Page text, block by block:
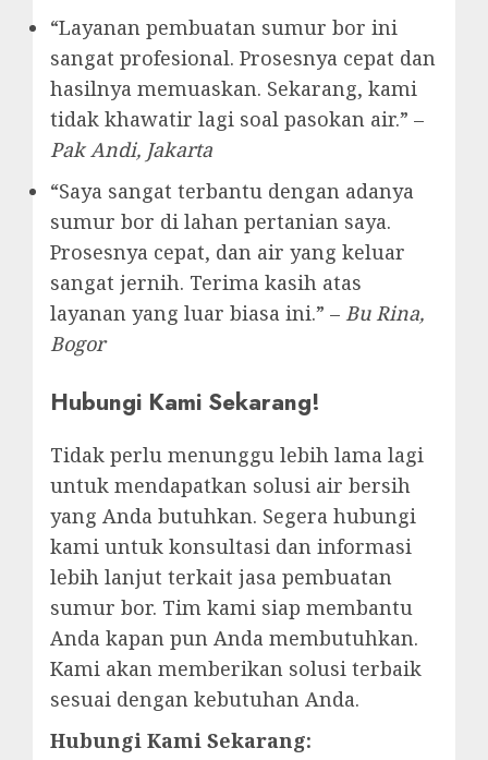
“Layanan pembuatan sumur bor ini
sangat profesional. Prosesnya cepat dan
hasilnya memuaskan. Sekarang, kami
tidak khawatir lagi soal pasokan air.” –
Pak Andi, Jakarta
“Saya sangat terbantu dengan adanya
sumur bor di lahan pertanian saya.
Prosesnya cepat, dan air yang keluar
sangat jernih. Terima kasih atas
layanan yang luar biasa ini.” – Bu Rina,
Bogor
Hubungi Kami Sekarang!
Tidak perlu menunggu lebih lama lagi
untuk mendapatkan solusi air bersih
yang Anda butuhkan. Segera hubungi
kami untuk konsultasi dan informasi
lebih lanjut terkait jasa pembuatan
sumur bor. Tim kami siap membantu
Anda kapan pun Anda membutuhkan.
Kami akan memberikan solusi terbaik
sesuai dengan kebutuhan Anda.
Hubungi Kami Sekarang: